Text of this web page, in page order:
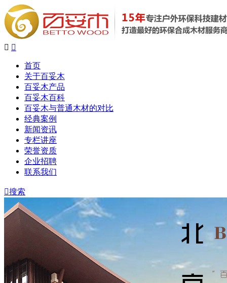
 
首页
关于百妥木
百妥木产品
百妥木百科
百妥木与普通木材的对比
经典案例
新闻资讯
专栏讲座
荣誉资质
企业招聘
联系我们
搜索